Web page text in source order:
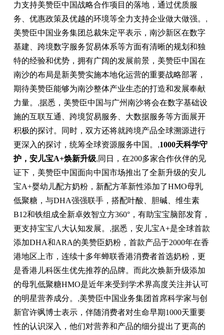
力支持美赞臣中国战略合作项目的落地，通过优质服
务、优惠政策及优越的环境等全力支持企业做大做强。 ,
美赞臣中国业务集团总裁朱定平表示，南沙新区在数字
基建、跨境数字服务贸易体系等方面有清晰的规划和独
特的经验和优势，拥有广阔的发展前景，美赞臣中国在
南沙的布局是新美赞实施本地化运营的重要战略部署，
期待美赞臣能够为南沙整体产业生态的打造和发展奉献
力量。 ,据悉，美赞臣中国与广州南沙将会在数字基础设
施的互联互通、跨境贸易服务、大数据服务等方面展开
积极的探讨。同时，双方还将就跨境产品全球溯源进行
更深入的探讨，统筹全球资源服务中国。 ,1000天科学守
护，安儿宝A+焕新升级,同日，在200多家合作伙伴的见
证下，美赞臣中国面向中国市场推出了全新升级的安儿
宝A+婴幼儿配方奶粉，新配方革新性添加了HMO母乳
低聚糖，与DHA强强联手，搭配叶酸、胆碱、维生素
B12和铁组成全新卓效智立方360°，有助宝宝脑部发育，
更支持宝宝八大认知发展。 ,据悉，安儿宝A+是全球首款
添加DHA和ARA的美赞臣奶粉，首款产品于2000年在香
港地区上市，连续十多年蝉联香港消费者首选奶粉，更
是香港儿科医生优先推荐的品牌。而此次焕新升级添加
的母乳低聚糖HMO是近年来受到学术界高度关注并认可
的明星营养成分。 ,美赞臣中国业务集团首席科学家与创
新官许飒博士表示，伴随消费者对生命早期1000天重要
性的认识深入，他们对营养和产品的细分提出了更高的